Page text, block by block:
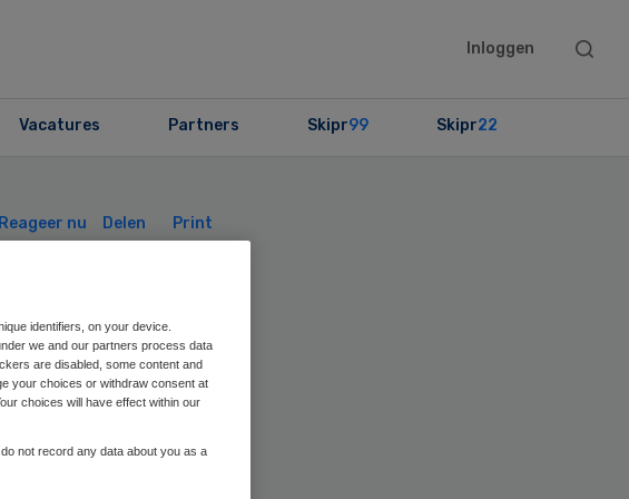
Inloggen
Search
Vacatures Partners Skipr99 Skipr22
Reageer nu Delen Print
2015
identifiers, on your device.
we and our partners process data
are disabled, some content and
your choices or withdraw consent at
choices will have effect within our
not record any data about you as a